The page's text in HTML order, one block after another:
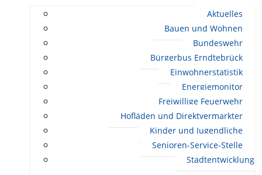
Aktuelles
Bauen und Wohnen
Bundeswehr
Bürgerbus Erndtebrück
Einwohnerstatistik
Energiemonitor
Freiwillige Feuerwehr
Hofläden und Direktvermarkter
Kinder und Jugendliche
Senioren-Service-Stelle
Stadtentwicklung